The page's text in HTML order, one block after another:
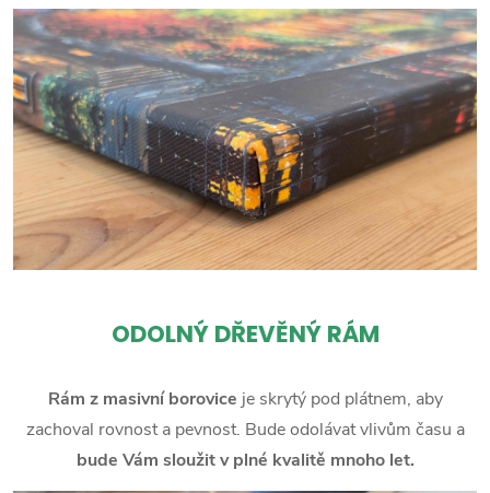
ODOLNÝ DŘEVĚNÝ RÁM
Rám z masivní borovice je skrytý pod plátnem, aby
zachoval rovnost a pevnost. Bude odolávat vlivům času a
bude Vám sloužit v plné kvalitě mnoho let.